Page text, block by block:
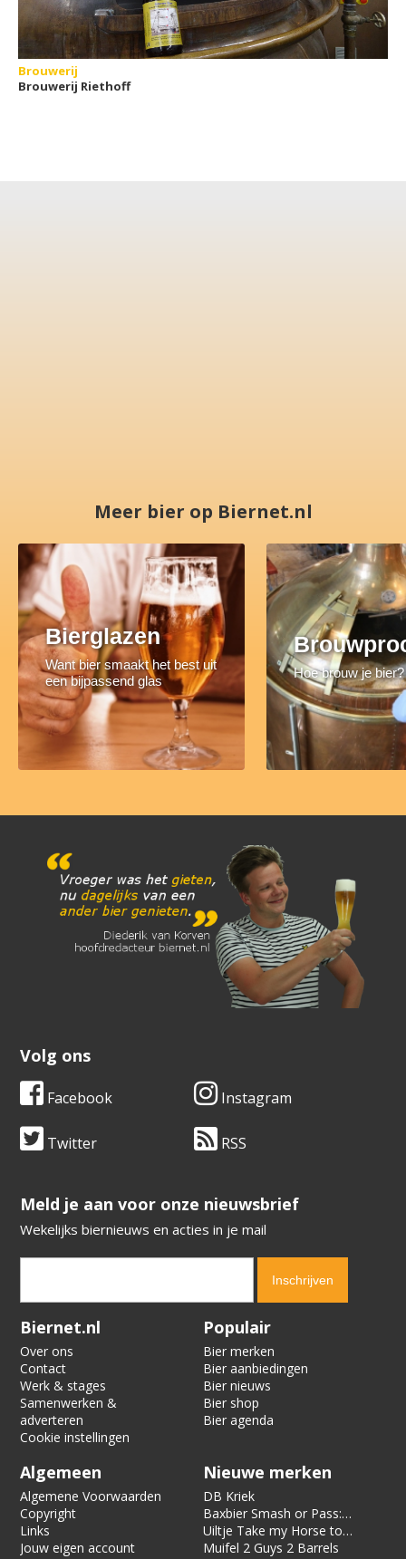
Brouwerij
Brouwerij Riethoff
Meer bier op Biernet.nl
Bierglazen
Want bier smaakt het best uit
een bijpassend glas
Hoe brouw je bier?
Volg ons
Facebook Instagram
Twitter RSS
​​​​​​​Meld je aan voor onze nieuwsbrief
Wekelijks biernieuws en acties in je mail
Verification code:
Biernet.nl
Over ons
Contact
Werk & stages
Samenwerken &
adverteren
Cookie instellingen
Populair
Bier merken
Bier aanbiedingen
Bier nieuws
Bier shop
Bier agenda
Algemeen
Algemene Voorwaarden
Copyright
Links
Jouw eigen account
Nieuwe merken
DB Kriek
Baxbier Smash or Pass:
Strata
Uiltje Take my Horse to
the Hotel Room
Muifel 2 Guys 2 Barrels